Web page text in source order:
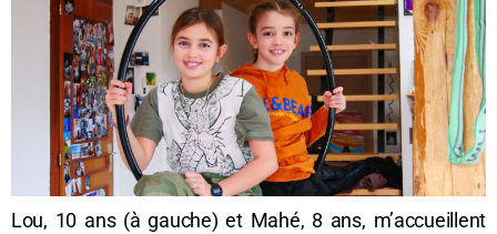
Lou, 10 ans (à gauche) et Mahé, 8 ans, m’accueillent